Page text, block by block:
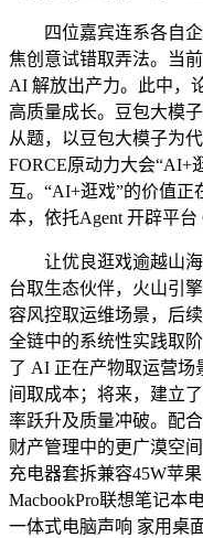
四位嘉宾连系各自企
焦创意试错取弄法。当
AI 解放出产力。此中，
高质量成长。豆包大模
从题，以豆包大模子为
FORCE原动力大会“AI+
互。“AI+逛戏”的价值
本，依托Agent 开辟平台
让优良逛戏逾越山海
台取生态伙伴，火山引
容风控取运维场景，后
全链中的系统性实践取
了 AI 正在产物取运营场
间取成本；将来，建立
率跃升及质量冲破。配
财产管理中的更广漠空
充电器套拆兼容45W苹
MacbookPro联想笔记本
一体式电脑声响 家用桌